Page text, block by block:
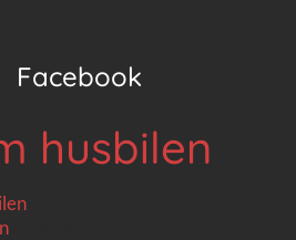
Facebook
husbilen
1 dag sen